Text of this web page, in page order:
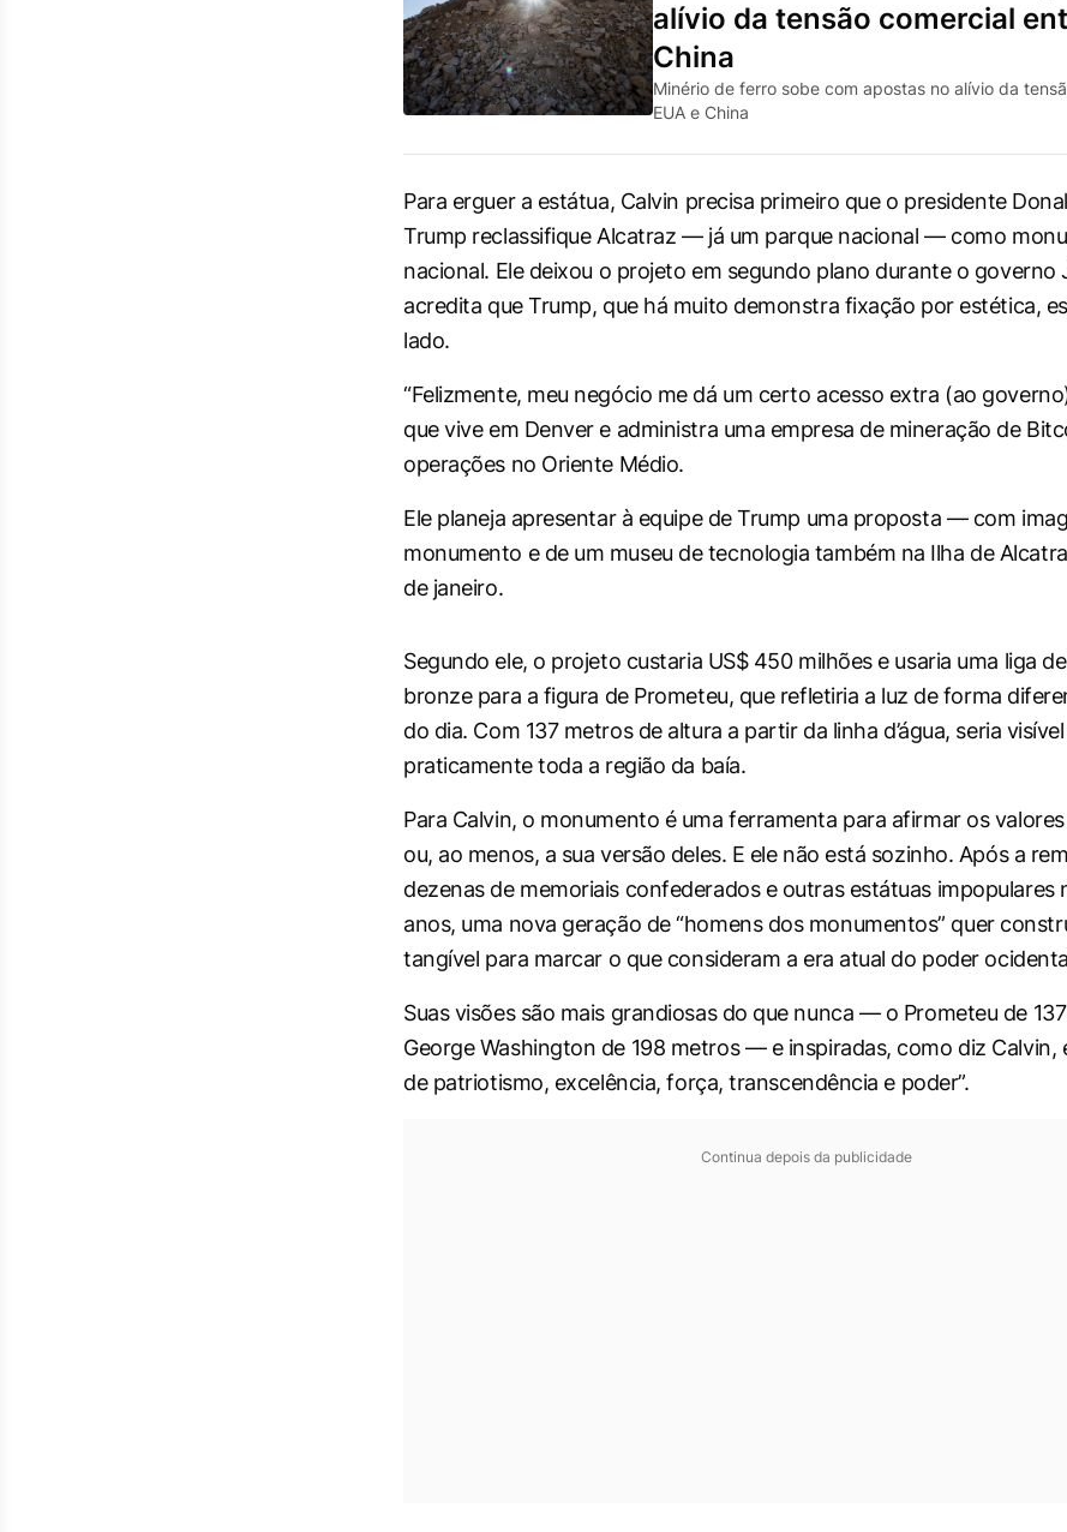
alívio da tensão comercial
China
Minério de ferro sobe com apostas no alívio da
EUA e China
Para erguer a estátua, Calvin precisa primeiro que o presidente
Trump reclassifique Alcatraz — já um parque nacional — como
nacional. Ele deixou o projeto em segundo plano durante o governo
acredita que Trump, que há muito demonstra fixação por estética,
lado.
“Felizmente, meu negócio me dá um certo acesso extra (ao
que vive em Denver e administra uma empresa de mineração de
operações no Oriente Médio.
Ele planeja apresentar à equipe de Trump uma proposta — com
monumento e de um museu de tecnologia também na Ilha de
de janeiro.
Segundo ele, o projeto custaria US$ 450 milhões e usaria uma liga
bronze para a figura de Prometeu, que refletiria a luz de forma
do dia. Com 137 metros de altura a partir da linha d’água, seria
praticamente toda a região da baía.
Para Calvin, o monumento é uma ferramenta para afirmar os
ou, ao menos, a sua versão deles. E ele não está sozinho. Após a
dezenas de memoriais confederados e outras estátuas impopulares
anos, uma nova geração de “homens dos monumentos” quer
tangível para marcar o que consideram a era atual do poder
Suas visões são mais grandiosas do que nunca — o Prometeu de
George Washington de 198 metros — e inspiradas, como diz Calvin,
de patriotismo, excelência, força, transcendência e poder”.
Continua depois da publicidade